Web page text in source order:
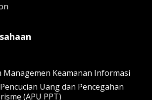
Managemen Keamanan Informasi
Uang dan Pencegahan
(APU PPT)